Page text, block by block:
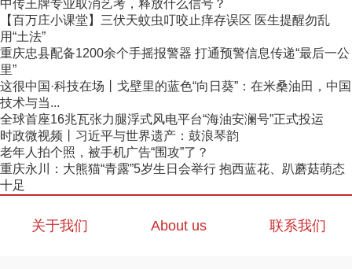
中传王牌专业取消艺考，释放什么信号？
【百万庄小课堂】三伏天蚊虫叮咬止痒存误区 医生提醒勿乱
用“土法”
重庆忠县配备1200余个手摇报警器 打通预警信息传递“最后一公
里”
这很中国·科技在场丨戈壁里的蓝色“向日葵”：在米桑油田，中国
技术与当...
全球首座16兆瓦张力腿浮式风电平台“海油安澜号”正式投运
时政微视频丨习近平与世界遗产：鼓浪琴韵
老年人拍个照，被手机广告“围攻”了？
重庆永川：大熊猫“青露”5岁生日会举行 抱西蓝花、趴蘑菇萌态
十足
关于我们 About us 联系我们